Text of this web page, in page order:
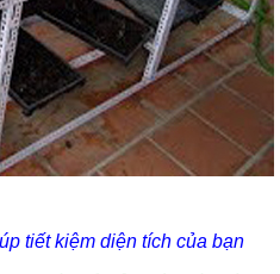
tiết kiệm diện tích của bạn